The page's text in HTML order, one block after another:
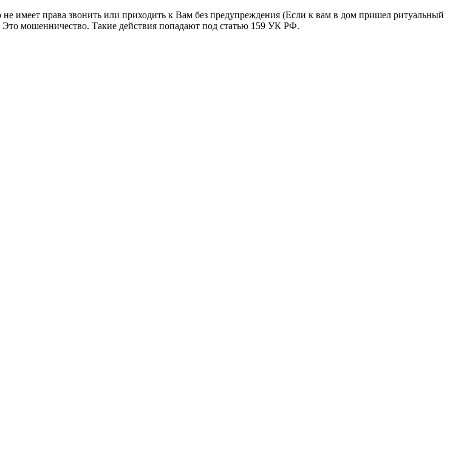
имеет права звонить или приходить к Вам без предупреждения (Если к вам в дом пришел ритуальный
мошенничество. Такие действия попадают под статью 159 УК РФ.